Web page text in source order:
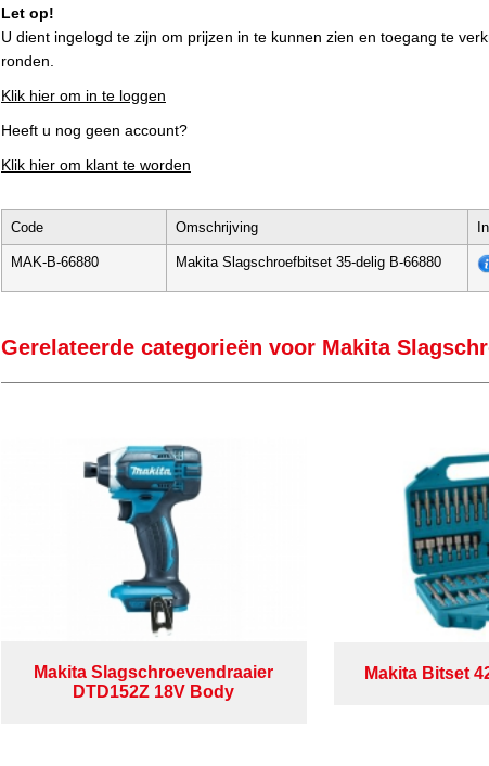
Let op!
U dient ingelogd te zijn om prijzen in te kunnen zien en toegang te
ronden.
Klik hier om in te loggen
Heeft u nog geen account?
Klik hier om klant te worden
Code Omschrijving
MAK-B-66880 Makita Slagschroefbitset 35-delig B-66880
Gerelateerde categorieën voor Makita
Makita Slagschroevendraaier
DTD152Z 18V Body
Makita Bitset